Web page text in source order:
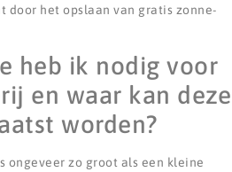
door het opslaan van gratis zonne-
heb ik nodig voor
en waar kan deze
worden?
ongeveer zo groot als een kleine